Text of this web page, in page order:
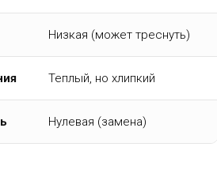
Низкая (может треснуть)
Теплый, но хлипкий
Нулевая (замена)